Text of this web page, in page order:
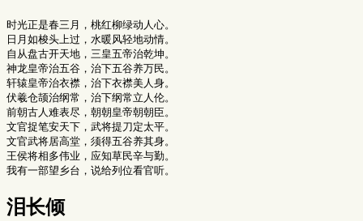
时光正是春三月，桃红柳绿动人心。
日月如梭头上过，水暖风轻地动情。
自从盘古开天地，三皇五帝治乾坤。
神龙皇帝治五谷，治下五谷养万民。
轩辕皇帝治衣襟，治下衣襟美人身。
伏羲仓颉治纲常，治下纲常立人伦。
前朝古人难表尽，朝朝皇帝朝朝臣。
文官捉笔安天下，武将提刀定太平。
文官武将居高堂，须得五谷养其身。
王侯将相多伟业，应知草民辛与勤。
泪长倾